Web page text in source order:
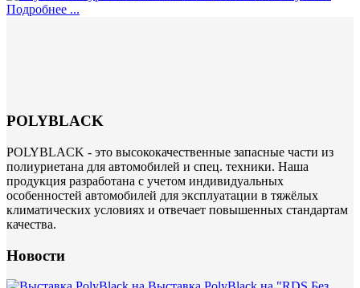
Подробнее ...
POLYBLACK
POLYBLACK - это высококачественные запасные части из
полиуриетана для автомобилей и спец. техники. Наша
продукция разработана с учетом индивидуальных
особенностей автомобилей для эксплуатации в тяжёлых
климатических условиях и отвечает повышенных стандартам
качества.
Новости